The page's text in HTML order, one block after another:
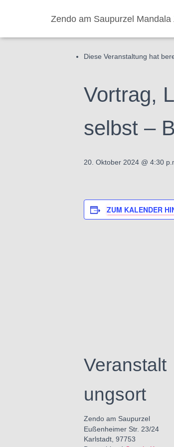
Zendo am Saupurzel Mandala
« Alle Veranstaltungen
Diese Veranstaltung hat
Vortrag,
selbst –
20. Oktober 2024 @ 4:30
ZUM KALENDER
Veranstalt
ungsort
Zendo am Saupurzel
Eußenheimer Str. 23/24
Karlstadt 97753